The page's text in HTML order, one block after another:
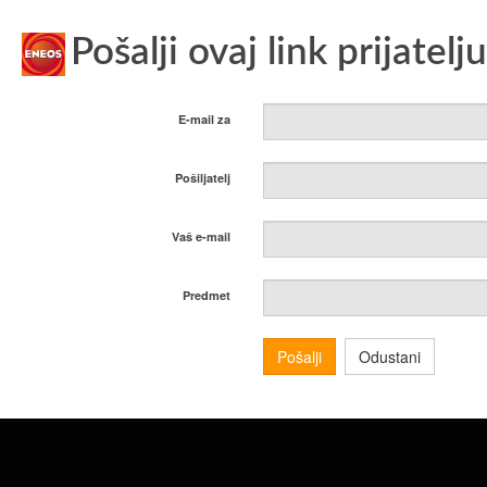
Pošalji ovaj link
E-mail za
Pošiljatelj
Vaš e-mail
Predmet
Pošalji Odustani